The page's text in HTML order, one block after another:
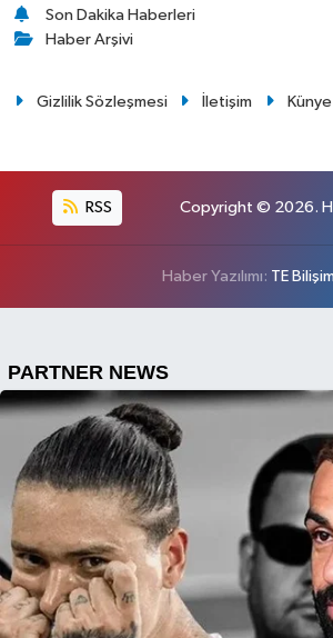
Son Dakika Haberleri
Haber Arşivi
Gizlilik Sözleşmesi İletişim Künye
RSS Copyright © 2026.
Haber Yazılımı: TE